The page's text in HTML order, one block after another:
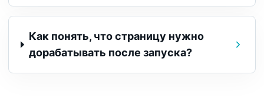
Как понять, что страницу нужно
дорабатывать после запуска?